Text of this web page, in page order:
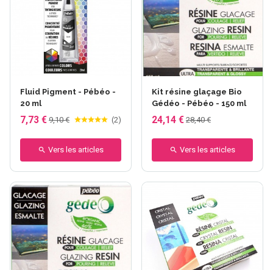
Fluid Pigment - Pébéo -
20 ml
7,73 € 9,10 € (2)
Vers les articles
Kit résine glaçage Bio
Gédéo - Pébéo - 150 ml
24,14 € 28,40 €
Vers les articles